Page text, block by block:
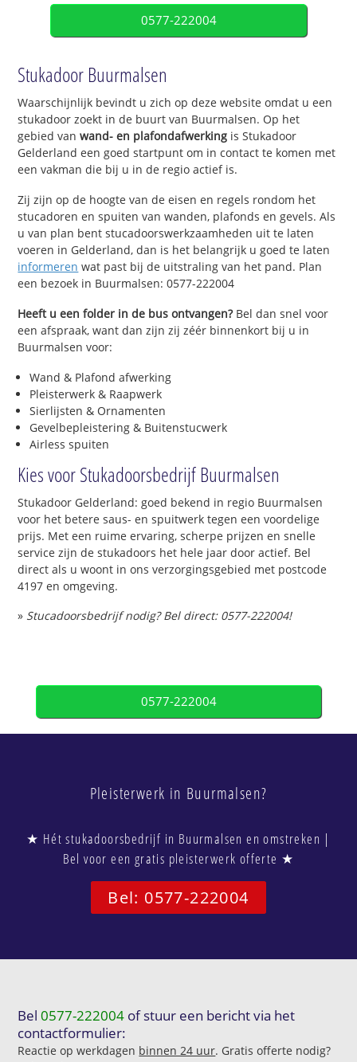
0577-222004
Stukadoor Buurmalsen
Waarschijnlijk bevindt u zich op deze website omdat u een
stukadoor zoekt in de buurt van Buurmalsen. Op het
gebied vanwand- en plafondafwerking is Stukadoor
Gelderland een goed startpunt om in contact te komen met
een vakman die bij u in de regio actief is.
Zij zijn op de hoogte van de eisen en regels rondom het
stucadoren en spuiten van wanden, plafonds en gevels. Als
u van plan bent stucadoorswerkzaamheden uit te laten
voeren in Gelderland, dan is het belangrijk u goed te laten
informeren wat past bij de uitstraling van het pand. Plan
een bezoek in Buurmalsen: 0577-222004
Heeft u een folder in de bus ontvangen?Bel dan snel voor
een afspraak, want dan zijn zij zéér binnenkort bij u in
Buurmalsen voor:
Wand & Plafond afwerking
Pleisterwerk & Raapwerk
Sierlijsten & Ornamenten
Gevelbepleistering & Buitenstucwerk
Airless spuiten
Kies voor Stukadoorsbedrijf Buurmalsen
Stukadoor Gelderland: goed bekend in regio Buurmalsen
voor het betere saus- en spuitwerk tegen een voordelige
prijs. Met een ruime ervaring, scherpe prijzen en snelle
service zijn de stukadoors het hele jaar door actief. Bel
direct als u woont in ons verzorgingsgebied met postcode
4197 en omgeving.
» Stucadoorsbedrijf nodig? Bel direct: 0577-222004!
0577-222004
Pleisterwerk in Buurmalsen?
★ Hét stukadoorsbedrijf in Buurmalsen en omstreken |
Bel voor een gratis pleisterwerk offerte ★
Bel: 0577-222004
Bel0577-222004 of stuur een bericht via het
contactformulier:
Reactie op werkdagen binnen 24 uur. Gratis offerte nodig?